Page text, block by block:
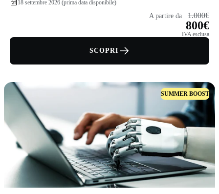
18 settembre 2026 (prima data disponibile)
A partire da 1.000€
800€
IVA esclusa
SCOPRI
SUMMER BOOST